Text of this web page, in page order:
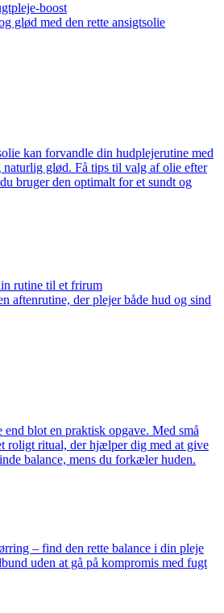
boost
glød med den rette ansigtsolie
kan forvandle din hudplejerutine med
naturlig glød. Få tips til valg af olie efter
bruger den optimalt for et sundt og
rutine til et frirum
aftenrutine, der plejer både hud og sind
blot en praktisk opgave. Med små
roligt ritual, der hjælper dig med at give
balance, mens du forkæler huden.
– find den rette balance i din pleje
uden at gå på kompromis med fugt